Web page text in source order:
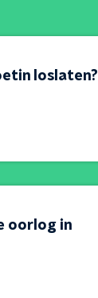
loslaten?
oorlog in